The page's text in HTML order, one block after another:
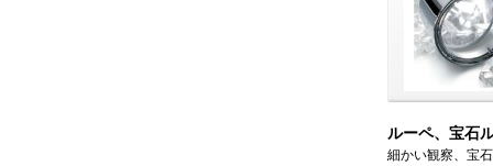
ルーペ、宝石
細かい観察、宝